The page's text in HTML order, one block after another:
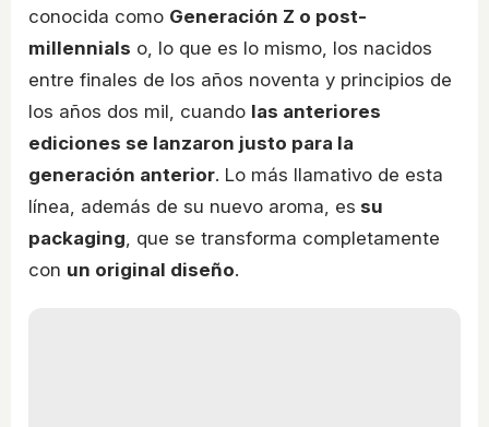
conocida como Generación Z o post-
millennials o, lo que es lo mismo, los nacidos
entre finales de los años noventa y principios de
los años dos mil, cuando las anteriores
ediciones se lanzaron justo para la
generación anterior. Lo más llamativo de esta
línea, además de su nuevo aroma, es su
packaging, que se transforma completamente
con un original diseño.